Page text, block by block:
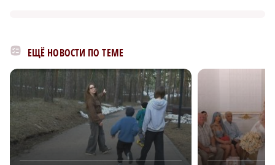
ЕЩЁ НОВОСТИ ПО ТЕМЕ